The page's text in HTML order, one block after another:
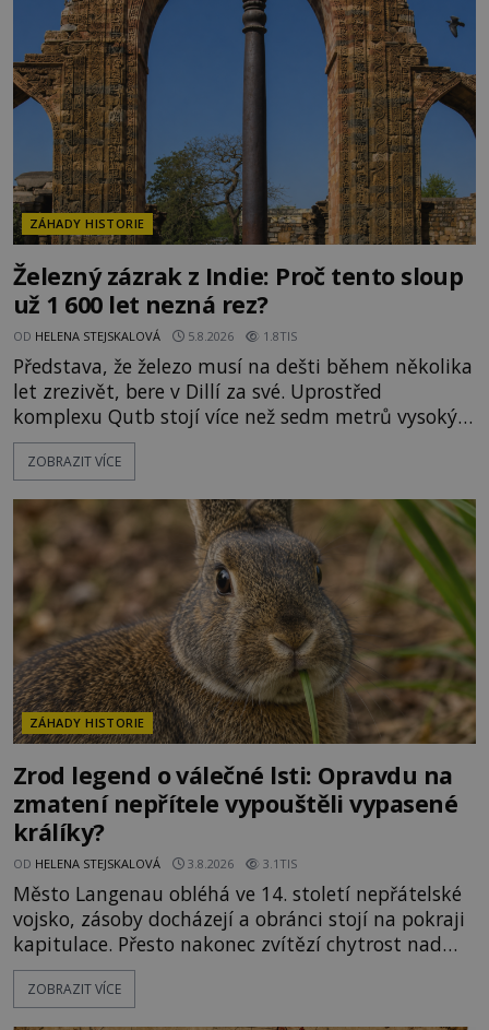
o skutečné historické události. Ve středověké
Evropě mají relikvie mimořádnou hodnotu. Nejsou
jen předmětem úcty
ZÁHADY HISTORIE
Železný zázrak z Indie: Proč tento sloup
už 1 600 let nezná rez?
OD HELENA STEJSKALOVÁ 5.8.2026 1.8TIS
Představa, že železo musí na dešti během několika
let zrezivět, bere v Dillí za své. Uprostřed
komplexu Qutb stojí více než sedm metrů vysoký
železný sloup, který už přibližně 1 600 let odolává
počasí s jen nepatrnými stopami koroze. Jeho
ztracených technologiích či tajemných
materiálech. Moderní metalurgie však ukazuje, že
skutečné vysvětlení je ješt
ZOBRAZIT VÍCE
ZÁHADY HISTORIE
Zrod legend o válečné lsti: Opravdu na
zmatení nepřítele vypouštěli vypasené
králíky?
OD HELENA STEJSKALOVÁ 3.8.2026 3.1TIS
Město Langenau obléhá ve 14. století nepřátelské
vojsko, zásoby docházejí a obránci stojí na pokraji
kapitulace. Přesto nakonec zvítězí chytrost nad
hrubou silou. Podle staré německé legendy vypustí
obyvatelé za hradby dobře živeného králíka, aby
ZOBRAZIT VÍCE